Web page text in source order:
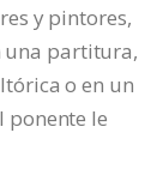
y pintores,
una partitura,
o en un
ponente le